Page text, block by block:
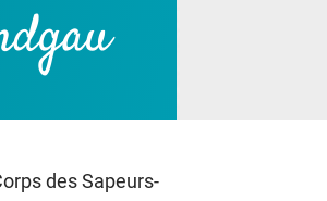
des Sapeurs-